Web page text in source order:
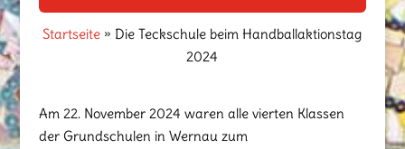
Startseite » Die Teckschule beim Handballaktionstag
2024
Am 22. November 2024 waren alle vierten Klassen
der Grundschulen in Wernau zum